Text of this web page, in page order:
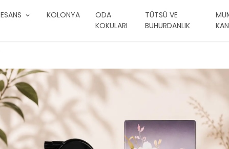
ESANS KOLONYA
ODA
KOKULARI
TÜTSÜ VE
BUHURDANLIK